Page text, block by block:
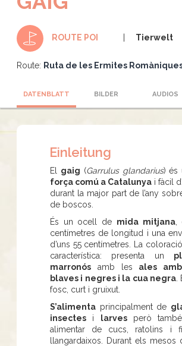
ROUTE POI Tierwelt
Route: Ruta de les Ermites
DATENBLATT BILDER AUDIOS
Einleitung
El gaig (Garrulus glandarius) és
força comú a Catalunya i fàcil
durant la major part de l’any
de boscos.
És un ocell de mida mitjana,
centímetres de longitud i una
d’uns 55 centímetres. La
característica: presenta un
marronós amb les ales
blaves i negres i la cua negra
fosc, curt i gruixut.
S’alimenta principalment de
insectes i larvesperò
alimentar de cucs, ratolins i
llangardaixos. Durant els mesos